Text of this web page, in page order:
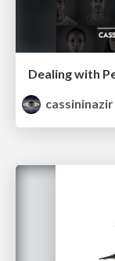
cassininazir